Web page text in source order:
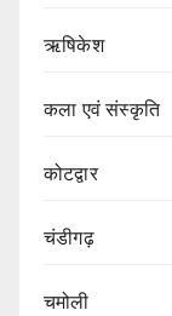
ऋषिकेश
कला एवं संस्कृति
कोटद्वार
चंडीगढ़
चमोली